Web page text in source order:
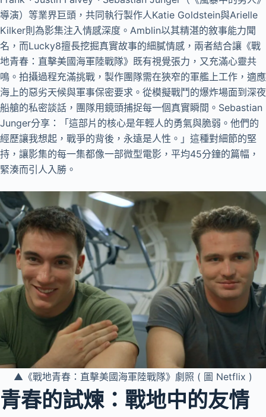
導演）等業界巨頭，共同執行製作人Katie Goldstein與Arielle
Kilker則為影集注入情感深度。Amblin以其精湛的敘事能力聞
名，而Lucky8擅長挖掘真實故事的細膩情感，兩者結合讓《戰
地青春：直擊美國海軍陸戰隊》既有視覺張力，又充滿心靈共
鳴。拍攝過程充滿挑戰，製作團隊需在狹窄的軍艦上工作，適應
海上的惡劣天候與軍事保密要求。從模擬戰鬥的爆炸場面到深夜
船艙的私密談話，團隊用鏡頭捕捉每一個真實瞬間。Sebastian
Junger分享：「這部片的核心是年輕人的勇氣與脆弱。他們的
經歷讓我想起，戰爭的背後，永遠是人性。」這種對細節的堅
持，讓影集的每一集都像一部微型電影，平均45分鐘的篇幅，
緊湊而引人入勝。
▲《戰地青春：直擊美國海軍陸戰隊》劇照 ( 圖 Netflix )
青春的試煉：戰地中的友情